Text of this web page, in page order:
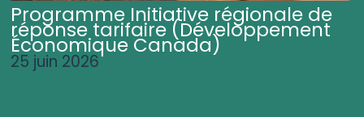
Programme Initiative régionale de
réponse tarifaire (Développement
Économique Canada)
25 juin 2026